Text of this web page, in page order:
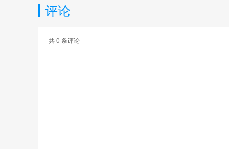
评论
共0 条评论